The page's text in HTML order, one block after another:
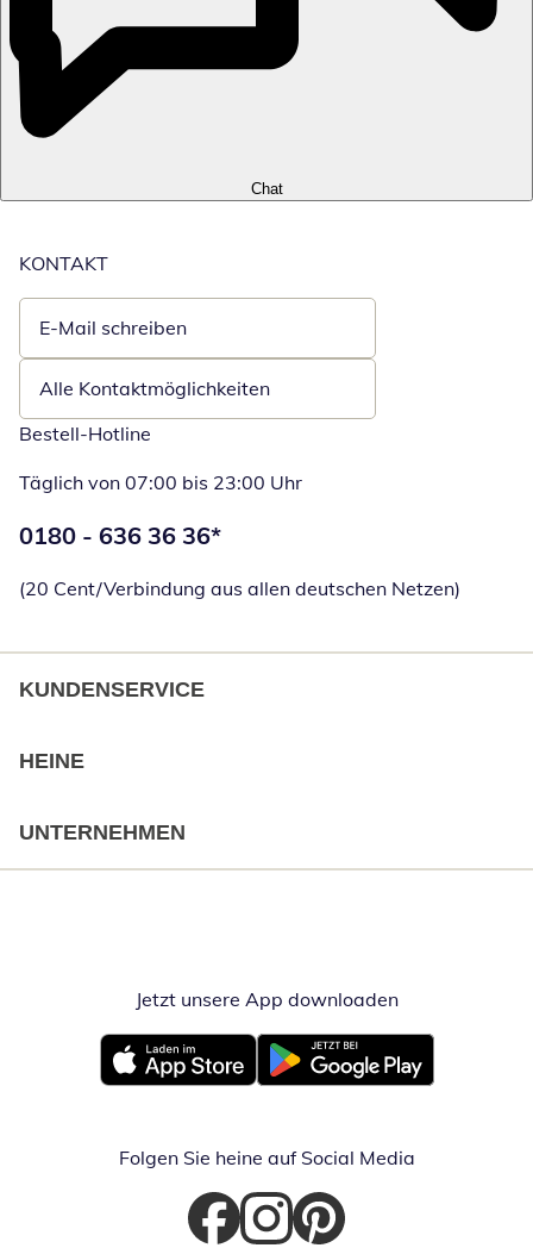
Chat
KONTAKT
E-Mail schreiben
Öffnet E-Mail-Client
Alle Kontaktmöglichkeiten
Bestell-Hotline
Täglich von 07:00 bis 23:00 Uhr
Telefonnummer:
0180 - 636 36 36*
(20 Cent/Verbindung aus allen deutschen Netzen)
KUNDENSERVICE
HEINE
UNTERNEHMEN
Jetzt unsere App downloadenÖffnet in
Öffnet in neuem FensterÖffnet in neuem Fenster
Folgen Sie heine auf Social Media